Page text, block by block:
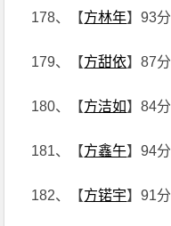
178、【方林年】93分
179、【方甜依】87分
180、【方洁如】84分
181、【方鑫午】94分
182、【方锘宇】91分